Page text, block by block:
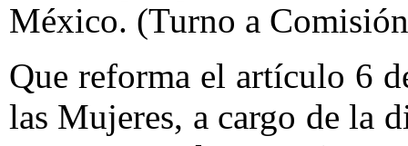
México. (Turno a
Que reforma el artículo 6
las Mujeres, a cargo de la